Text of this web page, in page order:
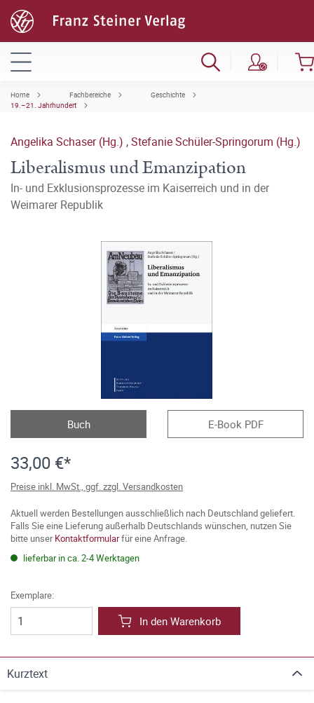
Home Fachbereiche
Geschichte
19.–21. Jahrhundert
Angelika Schaser (Hg.) ,Stefanie Schüler-Springorum (Hg.)
Liberalismus und Emanzipation
In- und Exklusionsprozesse im Kaiserreich und in der
Weimarer Republik
Buch E-Book PDF
33,00 €*
Preise inkl. MwSt., ggf. zzgl. Versandkosten
Aktuell werden Bestellungen ausschließlich nach Deutschland geliefert.
Falls Sie eine Lieferung außerhalb Deutschlands wünschen, nutzen Sie
bitte unserKontaktformularfür eine Anfrage.
lieferbar in ca. 2-4 Werktagen
Exemplare:
In den Warenkorb
Kurztext